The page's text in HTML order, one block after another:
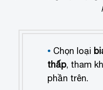
Chọn loại
thấp, tham
phần trên.